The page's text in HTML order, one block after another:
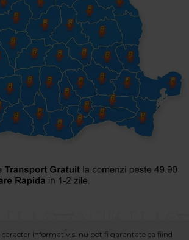
caracter informativ si nu pot fi garantate ca fiind